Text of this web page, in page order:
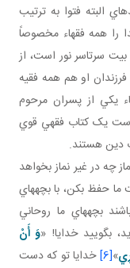
البته فتوا به ترتيب
را همه فقهاء مخصوصاً
سرتاسر نور است، از
او هم همه فقيه
يکي از پسران مرحوم
است يک کتاب فقهي قوي
دين هستند.
چه در غير نماز بخواهد
حفظ بکن، با بچه هاي
بچه هاي ما روحاني
بگوييد خدايا! «وَ أَنْ
»
[6]
خدايا تو که دست